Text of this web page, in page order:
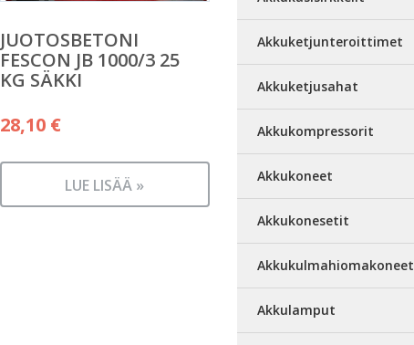
JUOTOSBETONI
FESCON JB 1000/3 25
KG SÄKKI
28,10 €
LUE LISÄÄ »
Akkuketjunteroittimet
Akkuketjusahat
Akkukompressorit
Akkukoneet
Akkukonesetit
Akkukulmahiomakoneet
Akkulamput